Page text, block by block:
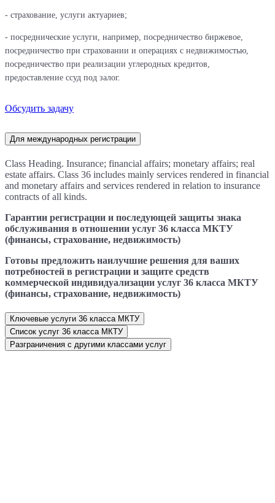
- страхование, услуги актуариев;
- посреднические услуги, например, посредничество биржевое,
посредничество при страховании и операциях с недвижимостью,
посредничество при реализации углеродных кредитов,
предоставление ссуд под залог.
Обсудить задачу
Для международных регистрации
Class Heading. Insurance; financial affairs; monetary affairs; real
estate affairs. Class 36 includes mainly services rendered in financial
and monetary affairs and services rendered in relation to insurance
contracts of all kinds.
Гарантии регистрации и последующей защиты знака
обслуживания в отношении услуг 36 класса МКТУ
(финансы, страхование, недвижимость)
Готовы предложить наилучшие решения для ваших
потребностей в регистрации и защите средств
коммерческой индивидуализации услуг 36 класса МКТУ
(финансы, страхование, недвижимость)
Ключевые услуги 36 класса МКТУ
Список услуг 36 класса МКТУ
Разграничения с другими классами услуг